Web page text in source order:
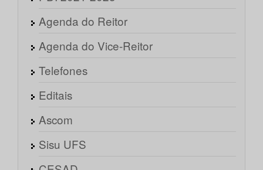
Agenda do Reitor
Agenda do Vice-Reitor
Telefones
Editais
Ascom
Sisu UFS